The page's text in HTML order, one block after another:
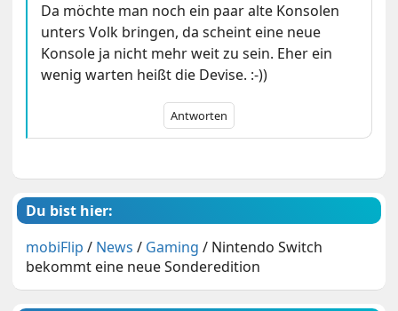
Da möchte man noch ein paar alte Konsolen
unters Volk bringen, da scheint eine neue
Konsole ja nicht mehr weit zu sein. Eher ein
wenig warten heißt die Devise. :-))
Antworten
Du bist hier:
mobiFlip / News / Gaming / Nintendo Switch
bekommt eine neue Sonderedition